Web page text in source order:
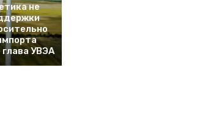
не
УВЭА